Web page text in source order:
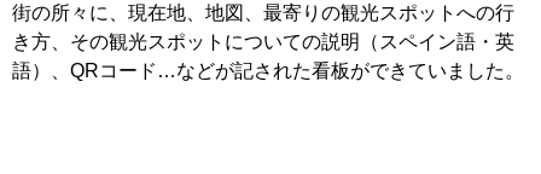
街の所々に、現在地、地図、最寄りの観光スポットへの行
き方、その観光スポットについての説明（スペイン語・英
語）、QRコード…などが記された看板ができていました。